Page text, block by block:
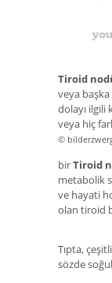
Tiroid
veya başka
dolayı ilgili
veya hiç
©
birTiroid
metabolik
ve hayati
olan tiroid
Tıpta,
sözde